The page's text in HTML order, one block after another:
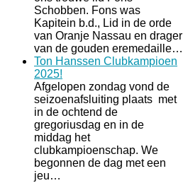
Schobben. Fons was
Kapitein b.d., Lid in de orde
van Oranje Nassau en drager
van de gouden eremedaille…
Ton Hanssen Clubkampioen
2025!
Afgelopen zondag vond de
seizoenafsluiting plaats met
in de ochtend de
gregoriusdag en in de
middag het
clubkampioenschap. We
begonnen de dag met een
jeu…